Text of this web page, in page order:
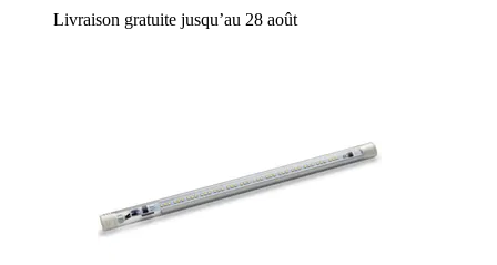
Livraison gratuite jusqu’au 28 août